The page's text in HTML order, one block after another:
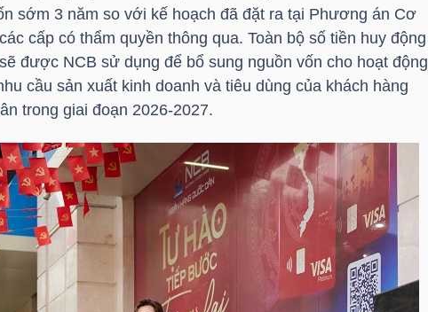
sớm 3 năm so với kế hoạch đã đặt ra tại Phương án Cơ
cấp có thẩm quyền thông qua. Toàn bộ số tiền huy động
được NCB sử dụng để bổ sung nguồn vốn cho hoạt động
cầu sản xuất kinh doanh và tiêu dùng của khách hàng
trong giai đoạn 2026-2027.